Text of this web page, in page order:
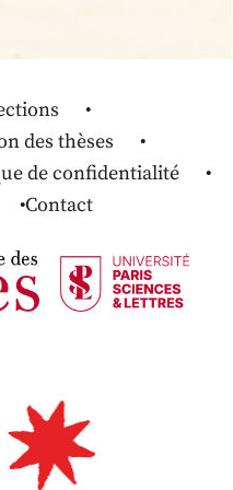
des thèses
de confidentialité
Contact